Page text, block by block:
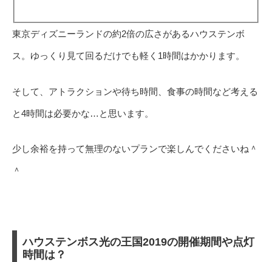
東京ディズニーランドの約2倍の広さがあるハウステンボ
ス。ゆっくり見て回るだけでも軽く1時間はかかります。
そして、アトラクションや待ち時間、食事の時間など考える
と4時間は必要かな…と思います。
少し余裕を持って無理のないプランで楽しんでくださいね＾
＾
ハウステンボス光の王国2019の開催期間や点灯
時間は？